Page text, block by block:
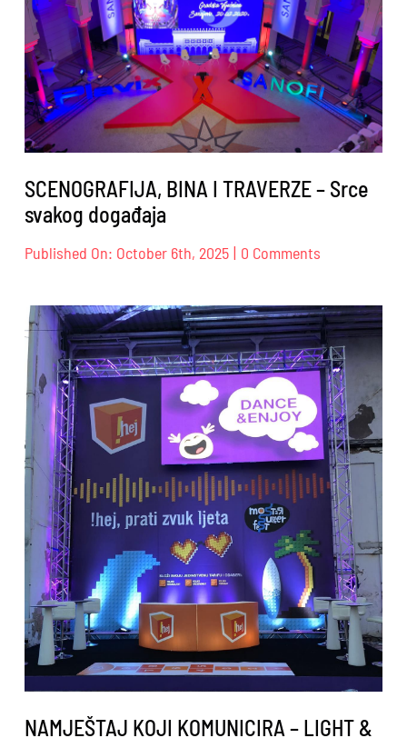
SCENOGRAFIJA, BINA I TRAVERZE – Srce
svakog događaja
Published On: October 6th, 2025 | 0 Comments
I
TRAVERZE
–
Srce
svakog
događaja
NAMJEŠTAJ KOJI KOMUNICIRA – LIGHT &